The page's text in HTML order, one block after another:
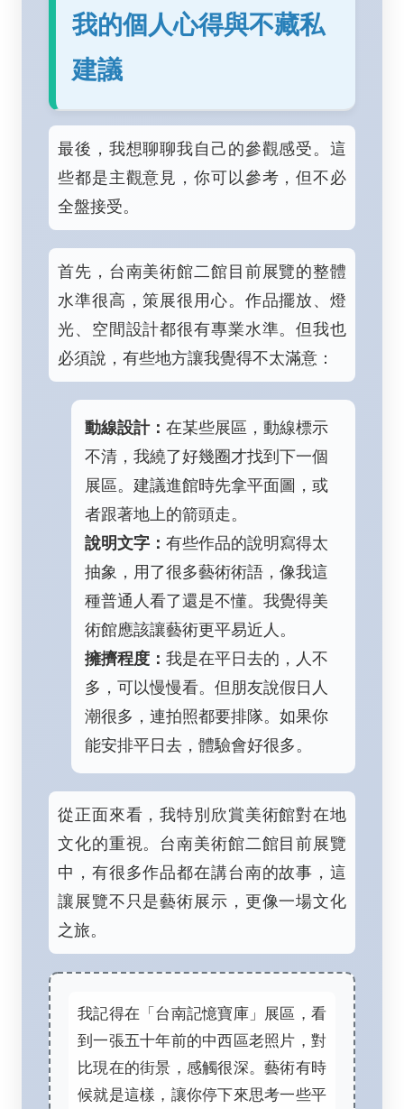
我的個人心得與不藏私
建議
最後，我想聊聊我自己的參觀感受。這
些都是主觀意見，你可以參考，但不必
全盤接受。
首先，台南美術館二館目前展覽的整體
水準很高，策展很用心。作品擺放、燈
光、空間設計都很有專業水準。但我也
必須說，有些地方讓我覺得不太滿意：
動線設計： 在某些展區，動線標示
不清，我繞了好幾圈才找到下一個
展區。建議進館時先拿平面圖，或
者跟著地上的箭頭走。
說明文字： 有些作品的說明寫得太
抽象，用了很多藝術術語，像我這
種普通人看了還是不懂。我覺得美
術館應該讓藝術更平易近人。
擁擠程度： 我是在平日去的，人不
多，可以慢慢看。但朋友說假日人
潮很多，連拍照都要排隊。如果你
能安排平日去，體驗會好很多。
從正面來看，我特別欣賞美術館對在地
文化的重視。台南美術館二館目前展覽
中，有很多作品都在講台南的故事，這
讓展覽不只是藝術展示，更像一場文化
之旅。
我記得在「台南記憶寶庫」展區，看
到一張五十年前的中西區老照片，對
比現在的街景，感觸很深。藝術有時
候就是這樣，讓你停下來思考一些平